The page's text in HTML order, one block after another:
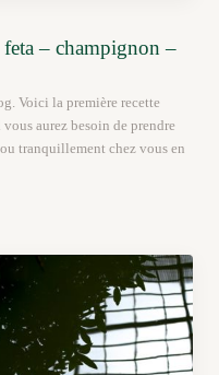
– champignon –
Voici la première recette
aurez besoin de prendre
tranquillement chez vous en